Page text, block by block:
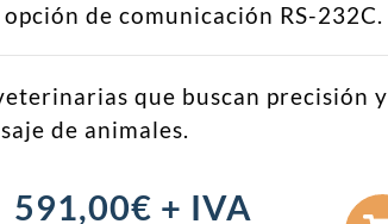
de comunicación RS-232C.
que buscan precisión y
de animales.
591,00€ + IVA